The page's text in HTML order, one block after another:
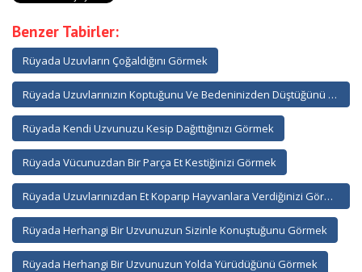
Benzer Tabirler:
Rüyada Uzuvların Çoğaldığını Görmek
Rüyada Uzuvlarınızın Koptuğunu Ve Bedeninizden Düştüğünü Görmek
Rüyada Kendi Uzvunuzu Kesip Dağıttığınızı Görmek
Rüyada Vücunuzdan Bir Parça Et Kestiğinizi Görmek
Rüyada Uzuvlarınızdan Et Koparıp Hayvanlara Verdiğinizi Görmek
Rüyada Herhangi Bir Uzvunuzun Sizinle Konuştuğunu Görmek
Rüyada Herhangi Bir Uzvunuzun Yolda Yürüdüğünü Görmek